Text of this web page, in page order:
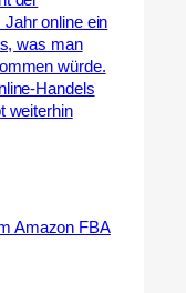
online ein
was man
würde.
Handels
weiterhin